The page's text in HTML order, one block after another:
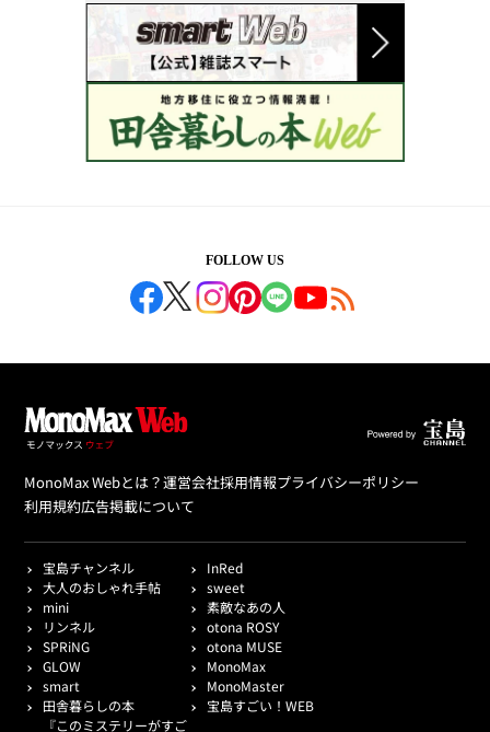
FOLLOW US
MonoMax Webとは？運営会社採用情報プライバシーポリシー
利用規約広告掲載について
宝島チャンネル
InRed
大人のおしゃれ手帖
sweet
mini
素敵なあの人
リンネル
otona ROSY
SPRiNG
otona MUSE
GLOW
MonoMax
smart
MonoMaster
田舎暮らしの本
宝島すごい！WEB
『このミステリーがすご